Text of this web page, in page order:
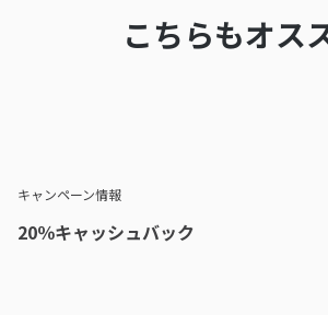
こちらもオス
キャンペーン情報
20％キャッシュバック